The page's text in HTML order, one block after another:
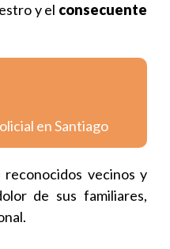
y el consecuente
en Santiago
vecinos y
de sus familiares,